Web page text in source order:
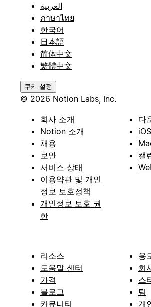
العربية
ภาษาไทย
한국어
日本語
简体中文
繁體中文
쿠키 설정
© 2026 Notion Labs, Inc.
회사 소개
Notion 소개
채용
보안
서비스 상태
이용약관 및 개인
정보 보호정책
개인정보 보호 권
한
다
캘
리소스
도움말 센터
가격
블로그
커뮤니티
용
회
스
팀
개